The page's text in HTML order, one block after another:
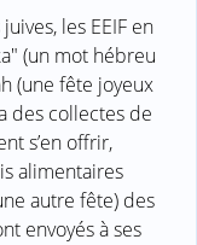
les EEIF en
(un mot hébreu
(une fête joyeux
des collectes de
s’en offrir,
alimentaires
autre fête) des
envoyés à ses